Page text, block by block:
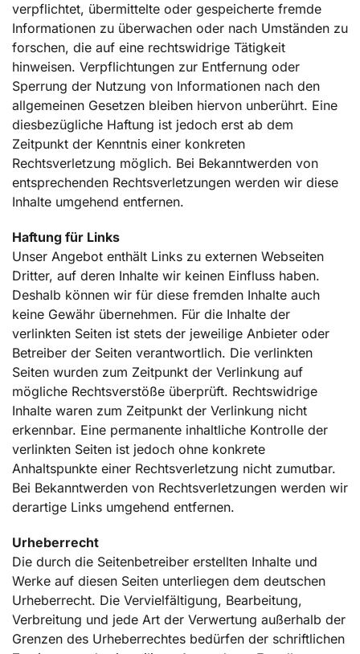
verpflichtet, übermittelte oder gespeicherte fremde
Informationen zu überwachen oder nach Umständen zu
forschen, die auf eine rechtswidrige Tätigkeit
hinweisen. Verpflichtungen zur Entfernung oder
Sperrung der Nutzung von Informationen nach den
allgemeinen Gesetzen bleiben hiervon unberührt. Eine
diesbezügliche Haftung ist jedoch erst ab dem
Zeitpunkt der Kenntnis einer konkreten
Rechtsverletzung möglich. Bei Bekanntwerden von
entsprechenden Rechtsverletzungen werden wir diese
Inhalte umgehend entfernen.
Haftung für Links
Unser Angebot enthält Links zu externen Webseiten
Dritter, auf deren Inhalte wir keinen Einfluss haben.
Deshalb können wir für diese fremden Inhalte auch
keine Gewähr übernehmen. Für die Inhalte der
verlinkten Seiten ist stets der jeweilige Anbieter oder
Betreiber der Seiten verantwortlich. Die verlinkten
Seiten wurden zum Zeitpunkt der Verlinkung auf
mögliche Rechtsverstöße überprüft. Rechtswidrige
Inhalte waren zum Zeitpunkt der Verlinkung nicht
erkennbar. Eine permanente inhaltliche Kontrolle der
verlinkten Seiten ist jedoch ohne konkrete
Anhaltspunkte einer Rechtsverletzung nicht zumutbar.
Bei Bekanntwerden von Rechtsverletzungen werden wir
derartige Links umgehend entfernen.
Urheberrecht
Die durch die Seitenbetreiber erstellten Inhalte und
Werke auf diesen Seiten unterliegen dem deutschen
Urheberrecht. Die Vervielfältigung, Bearbeitung,
Verbreitung und jede Art der Verwertung außerhalb der
Grenzen des Urheberrechtes bedürfen der schriftlichen